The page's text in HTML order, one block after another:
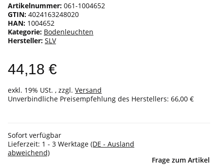
Artikelnummer: 061-1004652
GTIN: 4024163248020
HAN: 1004652
Kategorie: Bodenleuchten
Hersteller: SLV
44,18 €
exkl. 19% USt. , zzgl. Versand
Unverbindliche Preisempfehlung des Herstellers: 66,00 €
Sofort verfügbar
Lieferzeit: 1 - 3 Werktage (DE - Ausland
abweichend)
Frage zum Artikel